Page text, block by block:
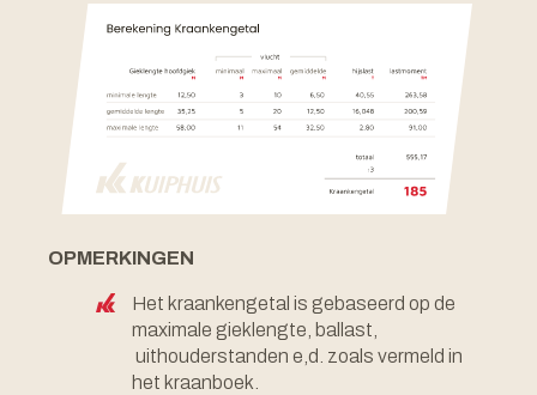
OPMERKINGEN
Het kraankengetal is gebaseerd op de
maximale gieklengte, ballast,
uithouderstanden e,d. zoals vermeld in
het kraanboek.